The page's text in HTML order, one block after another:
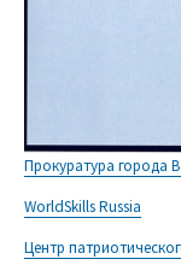
Прокуратура города
WorldSkills Russia
Центр